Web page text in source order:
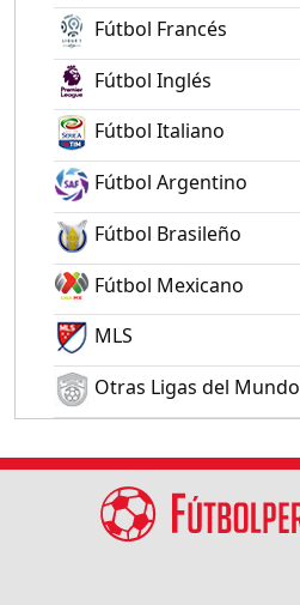
Fútbol Francés
Fútbol Inglés
Fútbol Italiano
Fútbol Argentino
Fútbol Brasileño
Fútbol Mexicano
MLS
Otras Ligas del Mundo